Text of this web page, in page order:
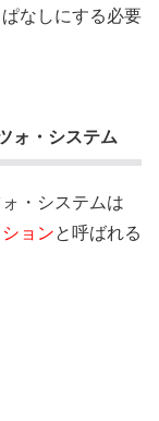
なしにする必要
ォ・システム
・システムは
ョンと呼ばれる